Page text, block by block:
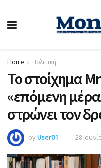
Home Πολιτική
Το στοίχημα
«επόμενη
στρώνει τον
byUser01 28